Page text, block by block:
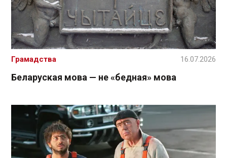
Беларуская мова — не «бедная» мова
Грамадства 16.07.2026